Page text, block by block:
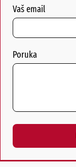
Vaš email
Poruka